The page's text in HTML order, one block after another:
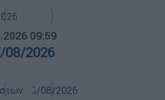
09:59
08/2026